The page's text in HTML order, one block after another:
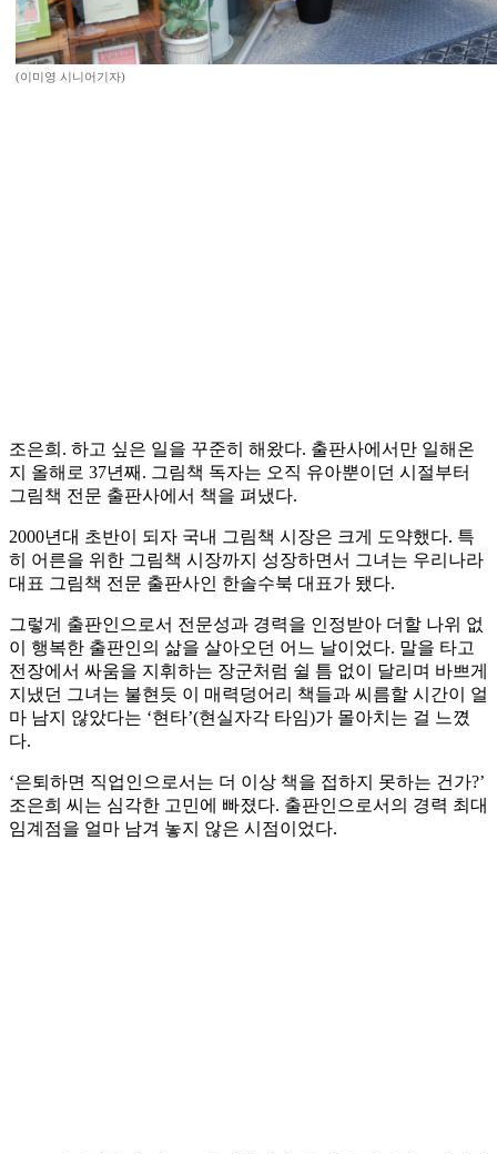
(이미영 시니어기자)
조은희. 하고 싶은 일을 꾸준히 해왔다. 출판사에서만 일해온
지 올해로 37년째. 그림책 독자는 오직 유아뿐이던 시절부터
그림책 전문 출판사에서 책을 펴냈다.
2000년대 초반이 되자 국내 그림책 시장은 크게 도약했다. 특
히 어른을 위한 그림책 시장까지 성장하면서 그녀는 우리나라
대표 그림책 전문 출판사인 한솔수북 대표가 됐다.
그렇게 출판인으로서 전문성과 경력을 인정받아 더할 나위 없
이 행복한 출판인의 삶을 살아오던 어느 날이었다. 말을 타고
전장에서 싸움을 지휘하는 장군처럼 쉴 틈 없이 달리며 바쁘게
지냈던 그녀는 불현듯 이 매력덩어리 책들과 씨름할 시간이 얼
마 남지 않았다는 ‘현타’(현실자각 타임)가 몰아치는 걸 느꼈
다.
‘은퇴하면 직업인으로서는 더 이상 책을 접하지 못하는 건가?’
조은희 씨는 심각한 고민에 빠졌다. 출판인으로서의 경력 최대
임계점을 얼마 남겨 놓지 않은 시점이었다.